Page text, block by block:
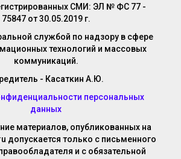
СМИ: ЭЛ № ФС 77 -
75847 от 30.05.2019 г.
службой по надзору в сфере
технологий и массовых
коммуникаций.
- Касаткин А.Ю.
персональных
данных
материалов, опубликованных на
допускается только с письменного
и с обязательной